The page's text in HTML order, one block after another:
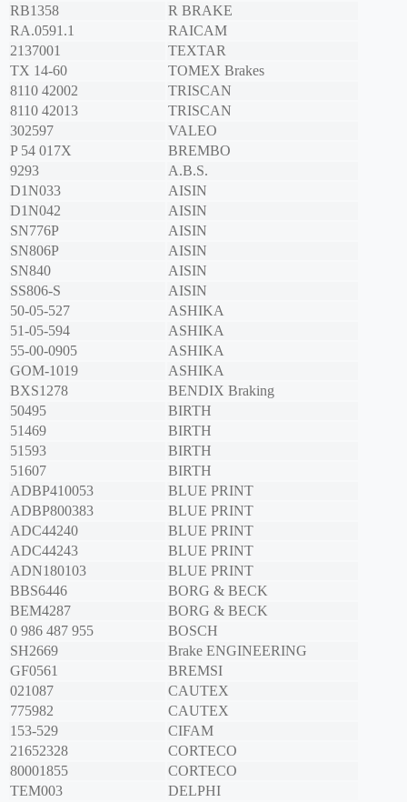
RB1358
R BRAKE
RA.0591.1
RAICAM
2137001
TEXTAR
TX 14-60
TOMEX Brakes
8110 42002
TRISCAN
8110 42013
TRISCAN
302597
VALEO
P 54 017X
BREMBO
9293
A.B.S.
D1N033
AISIN
D1N042
AISIN
SN776P
AISIN
SN806P
AISIN
SN840
AISIN
SS806-S
AISIN
50-05-527
ASHIKA
51-05-594
ASHIKA
55-00-0905
ASHIKA
GOM-1019
ASHIKA
BXS1278
BENDIX Braking
50495
BIRTH
51469
BIRTH
51593
BIRTH
51607
BIRTH
ADBP410053
BLUE PRINT
ADBP800383
BLUE PRINT
ADC44240
BLUE PRINT
ADC44243
BLUE PRINT
ADN180103
BLUE PRINT
BBS6446
BORG & BECK
BEM4287
BORG & BECK
0 986 487 955
BOSCH
SH2669
Brake ENGINEERING
GF0561
BREMSI
021087
CAUTEX
775982
CAUTEX
153-529
CIFAM
21652328
CORTECO
80001855
CORTECO
TEM003
DELPHI